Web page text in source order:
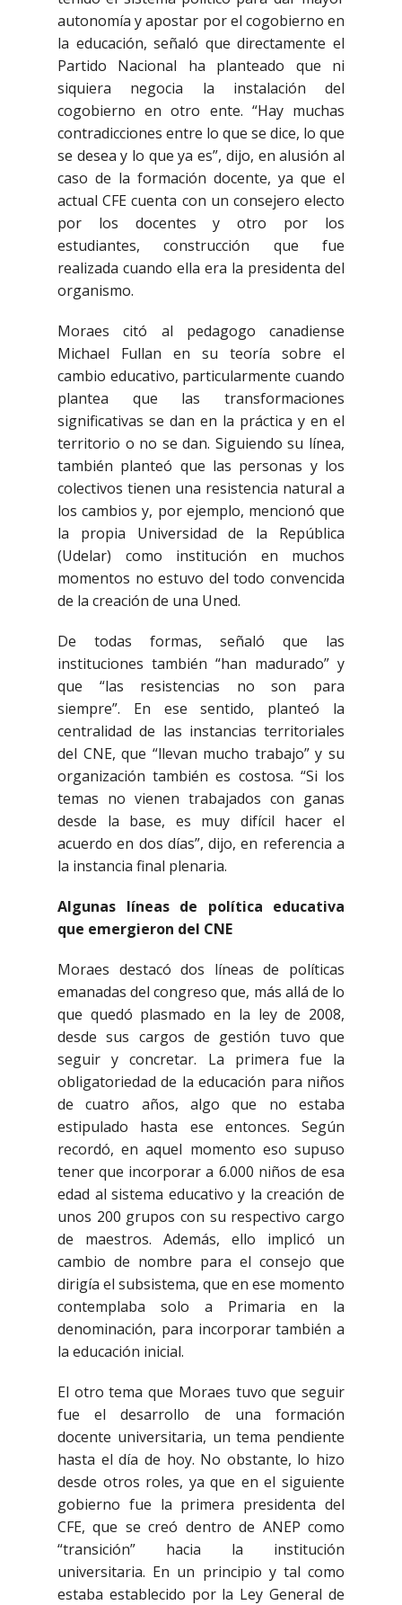
autonomía y apostar por el cogobierno en
la educación, señaló que directamente el
Partido Nacional ha planteado que ni
siquiera negocia la instalación del
cogobierno en otro ente. “Hay muchas
contradicciones entre lo que se dice, lo que
se desea y lo que ya es”, dijo, en alusión al
caso de la formación docente, ya que el
actual CFE cuenta con un consejero electo
por los docentes y otro por los
estudiantes, construcción que fue
realizada cuando ella era la presidenta del
organismo.
Moraes citó al pedagogo canadiense
Michael Fullan en su teoría sobre el
cambio educativo, particularmente cuando
plantea que las transformaciones
significativas se dan en la práctica y en el
territorio o no se dan. Siguiendo su línea,
también planteó que las personas y los
colectivos tienen una resistencia natural a
los cambios y, por ejemplo, mencionó que
la propia Universidad de la República
(Udelar) como institución en muchos
momentos no estuvo del todo convencida
de la creación de una Uned.
De todas formas, señaló que las
instituciones también “han madurado” y
que “las resistencias no son para
siempre”. En ese sentido, planteó la
centralidad de las instancias territoriales
del CNE, que “llevan mucho trabajo” y su
organización también es costosa. “Si los
temas no vienen trabajados con ganas
desde la base, es muy difícil hacer el
acuerdo en dos días”, dijo, en referencia a
la instancia final plenaria.
Algunas líneas de política educativa
que emergieron del CNE
Moraes destacó dos líneas de políticas
emanadas del congreso que, más allá de lo
que quedó plasmado en la ley de 2008,
desde sus cargos de gestión tuvo que
seguir y concretar. La primera fue la
obligatoriedad de la educación para niños
de cuatro años, algo que no estaba
estipulado hasta ese entonces. Según
recordó, en aquel momento eso supuso
tener que incorporar a 6.000 niños de esa
edad al sistema educativo y la creación de
unos 200 grupos con su respectivo cargo
de maestros. Además, ello implicó un
cambio de nombre para el consejo que
dirigía el subsistema, que en ese momento
contemplaba solo a Primaria en la
denominación, para incorporar también a
la educación inicial.
El otro tema que Moraes tuvo que seguir
fue el desarrollo de una formación
docente universitaria, un tema pendiente
hasta el día de hoy. No obstante, lo hizo
desde otros roles, ya que en el siguiente
gobierno fue la primera presidenta del
CFE, que se creó dentro de ANEP como
“transición” hacia la institución
universitaria. En un principio y tal como
estaba establecido por la Ley General de